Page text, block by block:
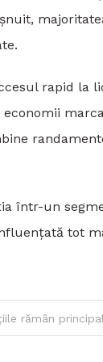
rapid la
într-un
tot